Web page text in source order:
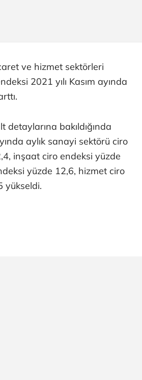
ve hizmet sektörleri
2021 yılı Kasım ayında
detaylarına bakıldığında
aylık sanayi sektörü ciro
inşaat ciro endeksi yüzde
yüzde 12,6, hizmet ciro
yükseldi.